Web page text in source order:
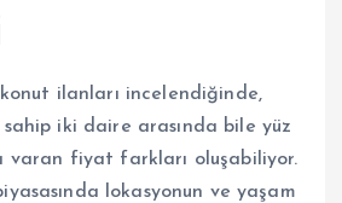
konut ilanları incelendiğinde,
sahip iki daire arasında bile yüz
varan fiyat farkları oluşabiliyor.
lokasyonun ve yaşam